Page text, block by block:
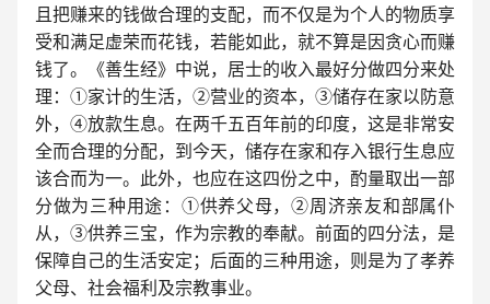
且把赚来的钱做合理的支配，而不仅是为个人的物质享
受和满足虚荣而花钱，若能如此，就不算是因贪心而赚
钱了。《善生经》中说，居士的收入最好分做四分来处
理：①家计的生活，②营业的资本，③储存在家以防意
外，④放款生息。在两千五百年前的印度，这是非常安
全而合理的分配，到今天，储存在家和存入银行生息应
该合而为一。此外，也应在这四份之中，酌量取出一部
分做为三种用途：①供养父母，②周济亲友和部属仆
从，③供养三宝，作为宗教的奉献。前面的四分法，是
保障自己的生活安定；后面的三种用途，则是为了孝养
父母、社会福利及宗教事业。